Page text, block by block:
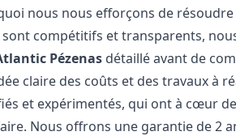
nous nous efforçons de
compétitifs et transparents,
Pézenas détaillé avant de
claire des coûts et des travaux à
et expérimentés, qui ont à cœur
Nous offrons une garantie de 2